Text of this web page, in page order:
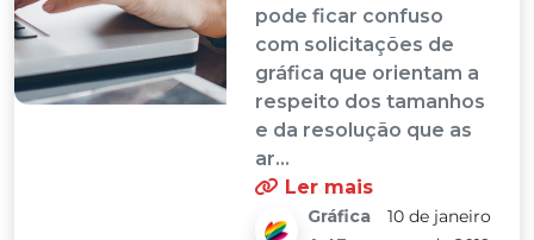
pode ficar confuso
com solicitações de
gráfica que orientam a
respeito dos tamanhos
e da resolução que as
ar...
Ler mais
Gráfica
10 de janeiro